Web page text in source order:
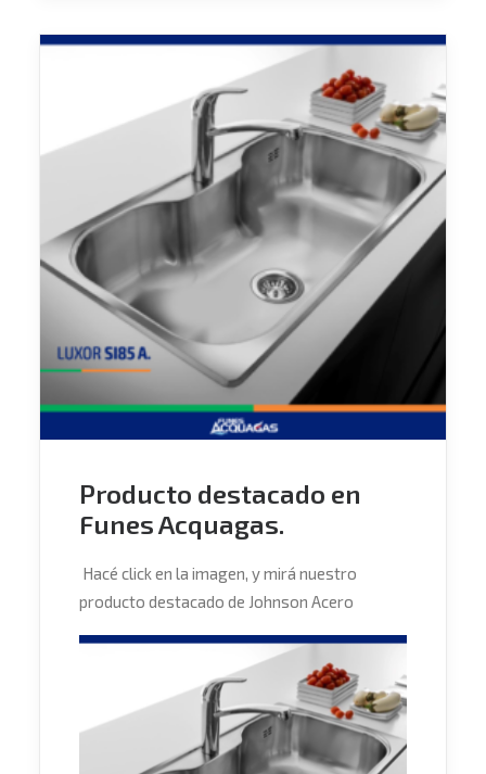
Producto destacado en
Funes Acquagas.
Hacé click en la imagen, y mirá nuestro
producto destacado de Johnson Acero